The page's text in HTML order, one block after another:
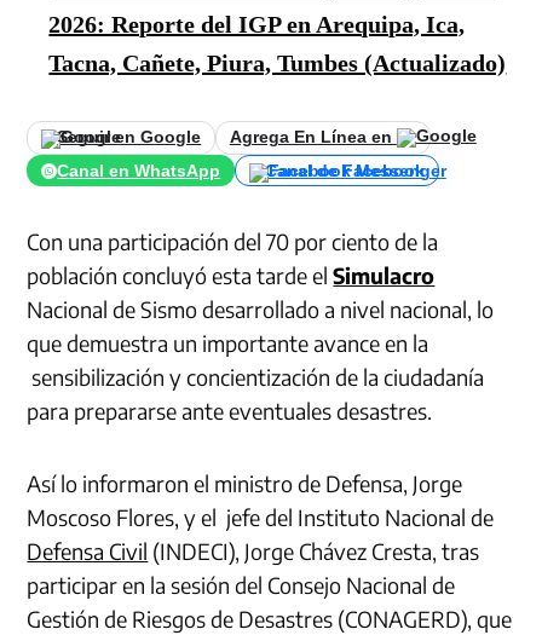
2026: Reporte del IGP en Arequipa, Ica,
Tacna, Cañete, Piura, Tumbes (Actualizado)
Seguir en Google
Agrega En Línea en
Canal en WhatsApp
Canal de Facebook
Con una participación del 70 por ciento de la
población concluyó esta tarde elSimulacro
Nacional de Sismo desarrollado a nivel nacional, lo
que demuestra un importante avance en la
sensibilización y concientización de la ciudadanía
para prepararse ante eventuales desastres.
Así lo informaron el ministro de Defensa, Jorge
Moscoso Flores, y el jefe del Instituto Nacional de
Defensa Civil (INDECI), Jorge Chávez Cresta, tras
participar en la sesión del Consejo Nacional de
Gestión de Riesgos de Desastres (CONAGERD), que